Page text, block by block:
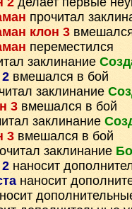
прочитал
клон 3
переместился
заклинание
вмешался в бой
заклинание
3 вмешался в бой
заклинание
3 вмешался в бой
заклинание
наносит
наносит